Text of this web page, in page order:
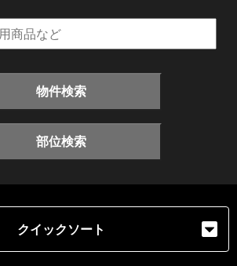
物件検索
部位検索
クイックソート